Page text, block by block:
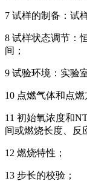
7 试样的制备：试
8 试样状态调节：
间；
9 试验环境：实验
10 点燃气体和点燃
11 初始氧浓度和
间或燃烧长度、反
12 燃烧特性；
13 步长的校验；